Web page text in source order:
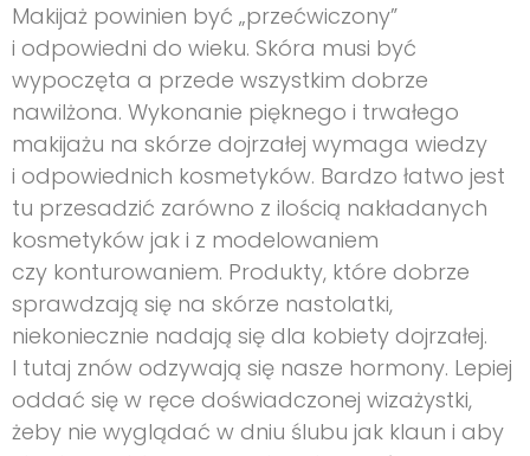
Makijaż powinien być „przećwiczony”
i odpowiedni do wieku. Skóra musi być
wypoczęta a przede wszystkim dobrze
nawilżona. Wykonanie pięknego i trwałego
makijażu na skórze dojrzałej wymaga wiedzy
i odpowiednich kosmetyków. Bardzo łatwo jest
tu przesadzić zarówno z ilością nakładanych
kosmetyków jak i z modelowaniem
czy konturowaniem. Produkty, które dobrze
sprawdzają się na skórze nastolatki,
niekoniecznie nadają się dla kobiety dojrzałej.
I tutaj znów odzywają się nasze hormony. Lepiej
oddać się w ręce doświadczonej wizażystki,
żeby nie wyglądać w dniu ślubu jak klaun i aby